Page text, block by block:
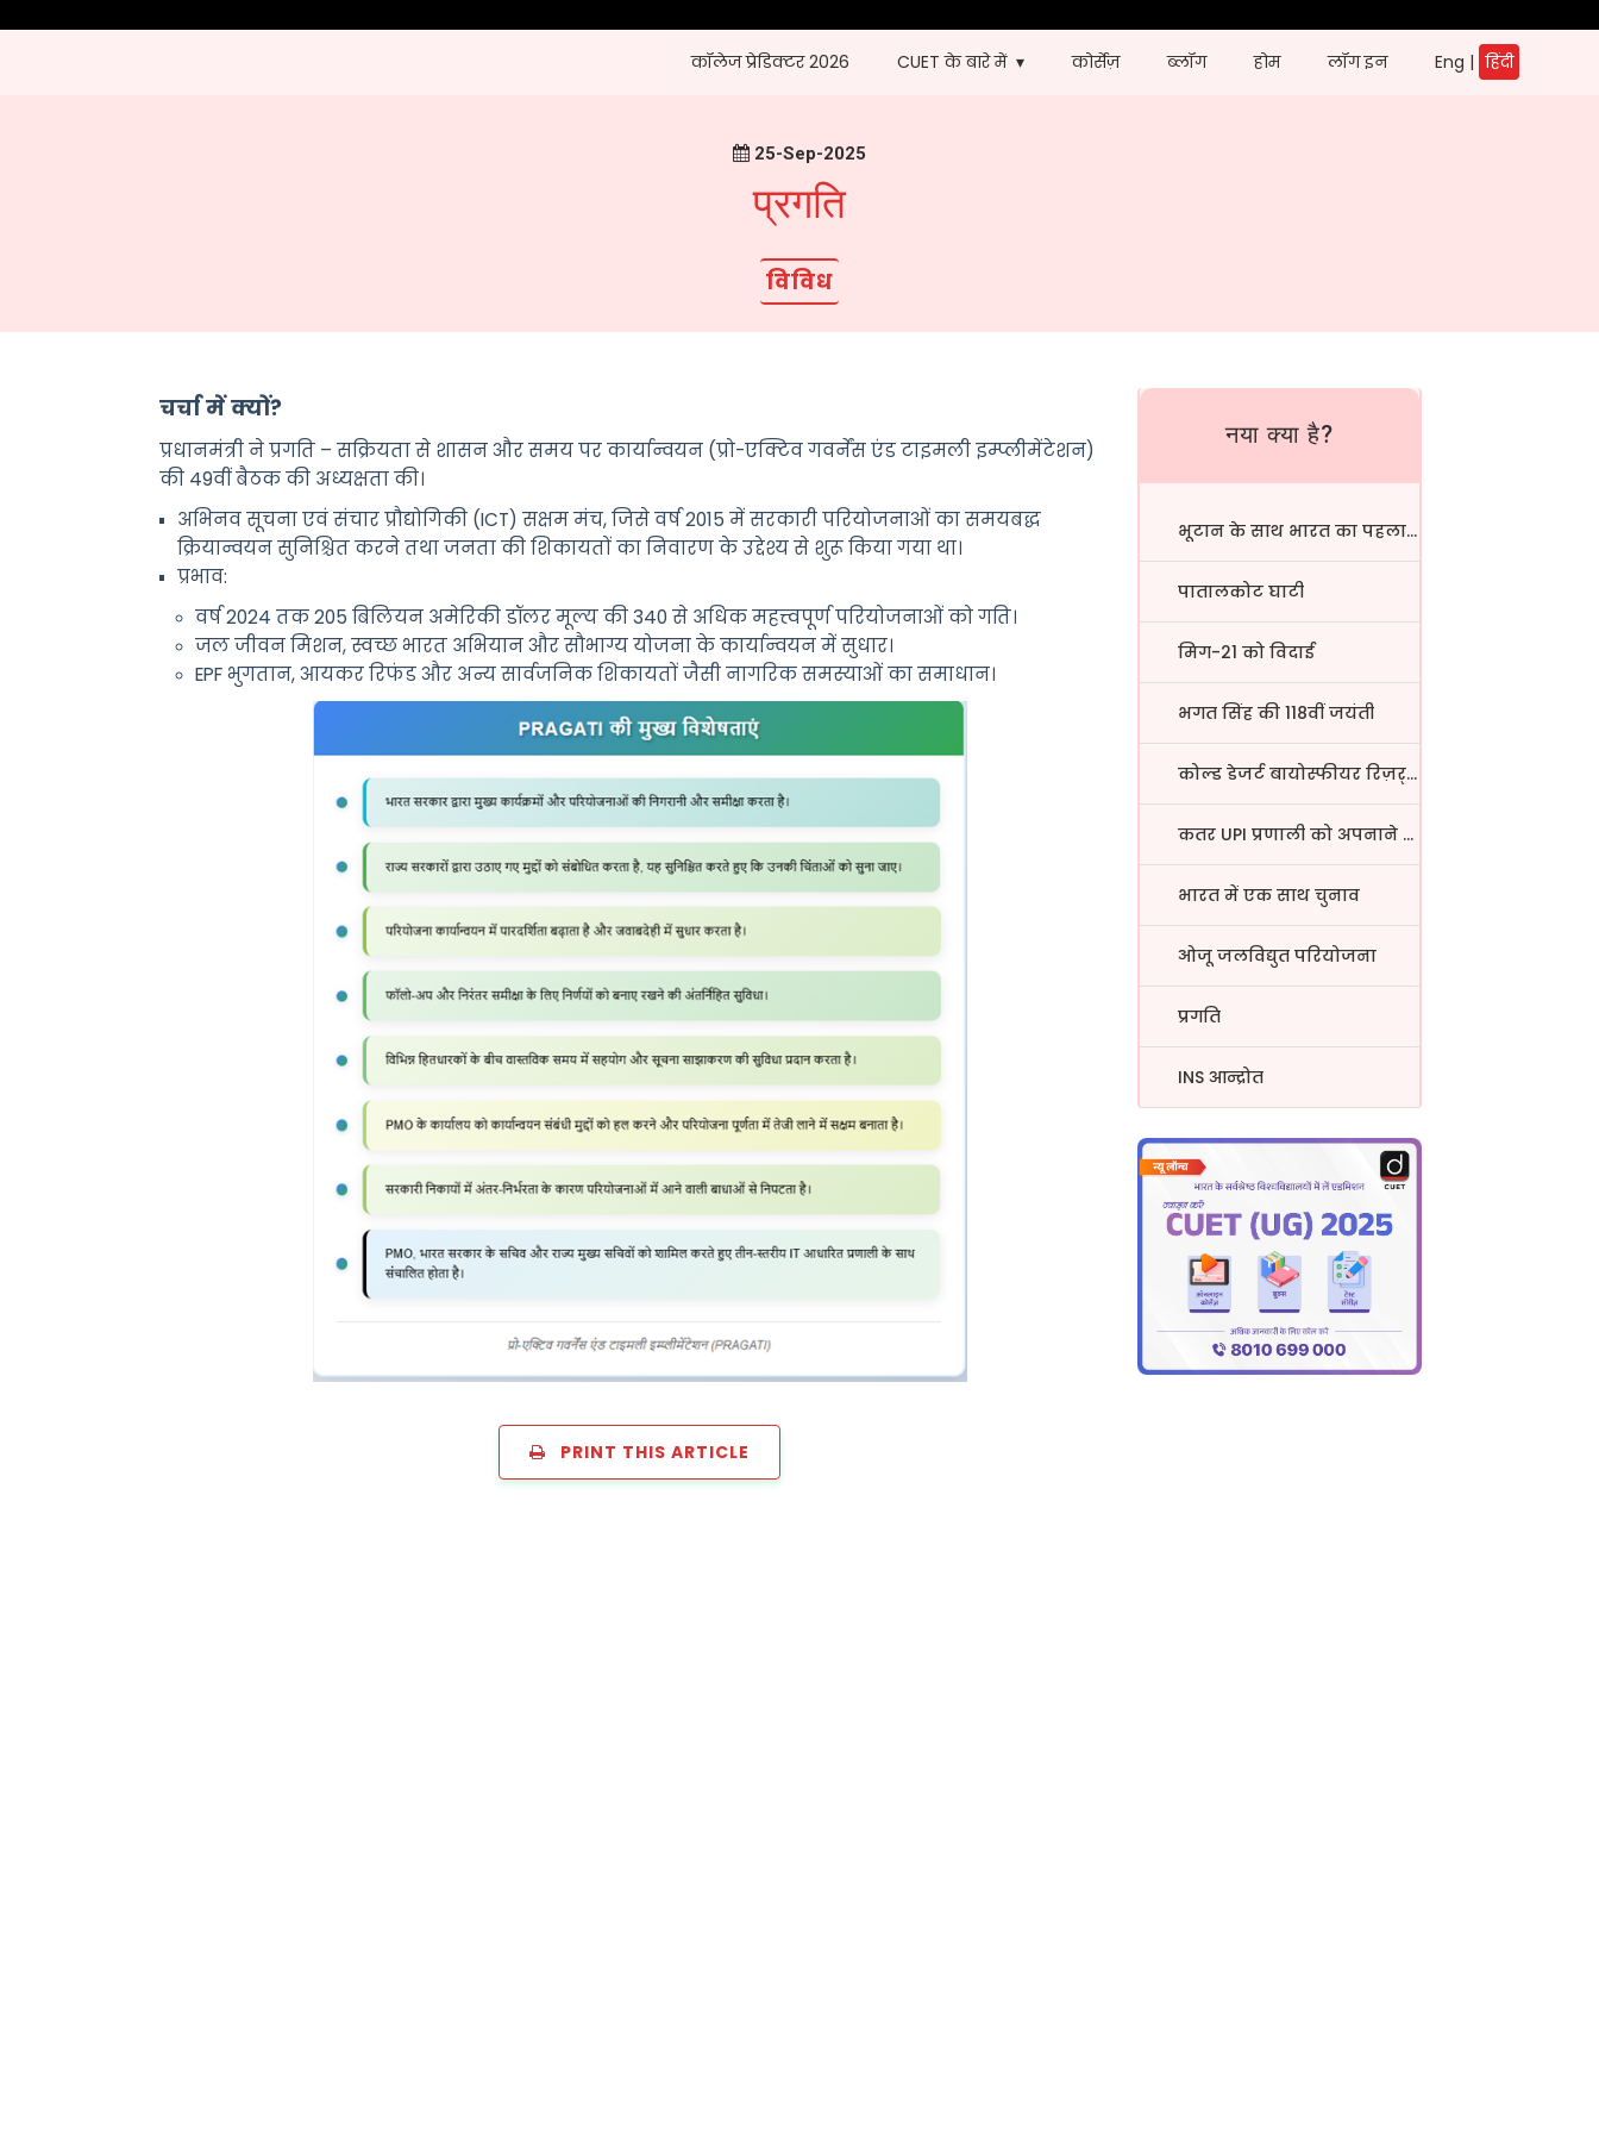
कॉलेज प्रेडिक्टर 2026 CUET के बारे में कोर्सेज़ ब्लॉग होम लॉग इन Eng | हिंदी
25-Sep-2025
प्रगति
विविध
चर्चा में क्यों?
प्रधानमंत्री ने प्रगति –सक्रियता से शासन और समय पर कार्यान्वयन (प्रो-एक्टिव गवर्नेंस एंड टाइमली इम्प्लीमेंटेशन)
की 49वींबैठक की अध्यक्षता की।
अभिनव सूचना एवं संचार प्रौद्योगिकी (ICT)सक्षम मंच,जिसे वर्ष2015में सरकारी परियोजनाओं का समयबद्ध
क्रियान्वयन सुनिश्चित करने तथा जनता की शिकायतों का निवारण के उद्देश्य से शुरू किया गया था।
प्रभाव:
वर्ष2024तक205बिलियन अमेरिकी डॉलर मूल्य की340से अधिक महत्त्वपूर्ण परियोजनाओं को गति।
जल जीवन मिशन,स्वच्छ भारत अभियान और सौभाग्य योजना के कार्यान्वयन में सुधार।
EPF भुगतान,आयकर रिफंड और अन्य सार्वजनिक शिकायतों जैसी नागरिक समस्याओं का समाधान।
PRINT THIS ARTICLE
नया क्या है?
भूटान के साथ भारत का पहला सीमा...
पातालकोट घाटी
मिग-21 को विदाई
भगत सिंह की 118वीं जयंती
कोल्ड डेजर्ट बायोस्फीयर रिज़र्...
कतर UPI प्रणाली को अपनाने वाला...
भारत में एक साथ चुनाव
ओजू जलविद्युत परियोजना
प्रगति
INS आन्द्रोत